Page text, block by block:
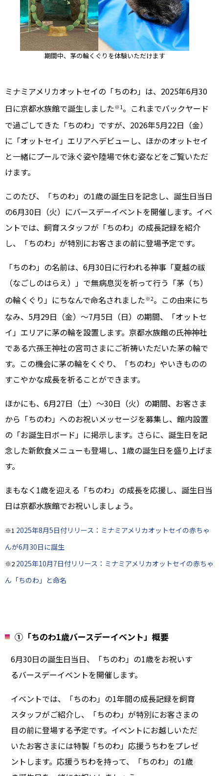
期間中、茅の輪くぐりを体験いただけます
ミナミアメリカオットセイの「ちのわ」は、2025年6月30
日に京都水族館で誕生しました※1。これまでバックヤード
で過ごしてきた「ちのわ」ですが、2026年5月22日（金）
に「オットセイ」エリアへデビューし、ほかのオットセイ
と一緒にプールで泳ぐ姿や陸場で休む姿などをご覧いただ
けます。
このたび、「ちのわ」の1歳の誕生日を記念し、誕生日当日
の6月30日（火）にバースデーイベントを開催します。イベ
ントでは、飼育スタッフが「ちのわ」の成長記録を紹介
し、「ちのわ」が特別にお客さまの前に登場予定です。
「ちのわ」の名前は、6月30日に行われる神事「夏越の祓
（なごしのはらえ）」で無病息災を祈って行う「茅（ち）
の輪くぐり」にちなんで命名されました※2。この由来にち
なみ、5月29日（金）～7月5日（日）の期間、「オットセ
イ」エリアに茅の輪を設置します。京都水族館の氏神神社
である六孫王神社の宮司さまにご祈祷いただいた茅の輪で
す。この機会に茅の輪をくぐり、「ちのわ」やいきものの
すこやかな成長を祈ることができます。
ほかにも、6月27日（土）～30日（火）の期間、お客さま
から「ちのわ」へのお祝いメッセージを募集し、館内設置
の「お誕生日ボード」に掲示します。さらに、誕生日を記
念した新飲食メニューも登場し、1歳の誕生日を盛り上げま
す。
まもなく1歳を迎える「ちのわ」の成長を応援し、誕生日当
日は京都水族館でお祝いしましょう。
※1 2025年8月5日付リリース：ミナミアメリカオットセイの赤ちゃ
んが6月30日に誕生
※2 2025年10月7日付リリース：ミナミアメリカオットセイの赤ちゃ
ん「ちのわ」と命名
①「ちのわ1歳バースデーイベント」概要
6月30日の誕生日当日、「ちのわ」の1歳をお祝いす
るバースデーイベントを開催します。
イベントでは、「ちのわ」の1年間の成長記録を飼育
スタッフがご紹介し、「ちのわ」が特別にお客さまの
目の前に登場する予定です。イベントにお越しいただ
いたお客さまには特製「ちのわ」応援うちわをプレゼ
ントします。応援うちわを持って、「ちのわ」の1歳